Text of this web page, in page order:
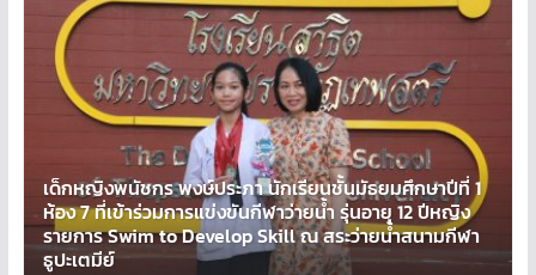
เด็กหญิงพนัชกร พงษ์ประภา นักเรียนชั้นมัธยมศึกษาปีที่ 1
ห้อง 7 ที่เข้าร่วมการแข่งขันกีฬาว่ายน้ำ รุ่นอายุ 12 ปีหญิง
รายการ Swim to Develop Skill ณ สระว่ายน้ำสนามกีฬา
ธูปะเตมีย์